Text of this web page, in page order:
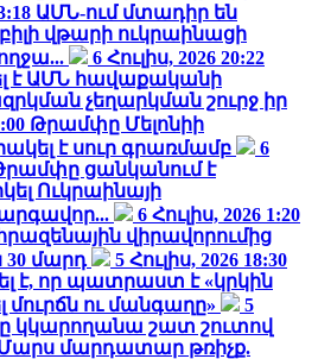
ԱՄՆ-ում մտադիր են
վթարի ուկրաինացի
6 Հուլիս, 2026 20:22
է ԱՄՆ հավաքականի
չեղարկման շուրջ իր
Թրամփը Մելոնիի
է սուր գրառմամբ
6
ցանկանում է
Ուկրաինայի
6 Հուլիս, 2026 1:20
վիրավորումից
30 մարդ
5 Հուլիս, 2026 18:30
է, որ պատրաստ է «կրկին
ու մանգաղը»
5
կկարողանա շատ շուտով
մարդատար թռիչք.